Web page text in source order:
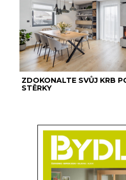
ZDOKONALTE SVŮJ KRB
STĚRKY